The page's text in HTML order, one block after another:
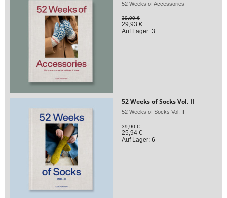
52 Weeks of Accessories
39,90 €
29,93 €
Auf Lager: 3
52 Weeks of Socks Vol. II
52 Weeks of Socks Vol. II
39,90 €
25,94 €
Auf Lager: 6